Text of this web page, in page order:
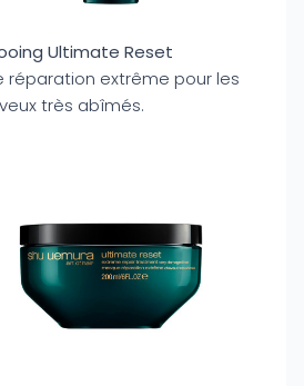
Ultimate Reset
réparation extrême pour les
très abîmés.